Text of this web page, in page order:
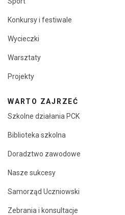
Konkursy i festiwale
Wycieczki
Warsztaty
Projekty
WARTO ZAJRZEĆ
Szkolne działania PCK
Biblioteka szkolna
Doradztwo zawodowe
Nasze sukcesy
Samorząd Uczniowski
Zebrania i konsultacje